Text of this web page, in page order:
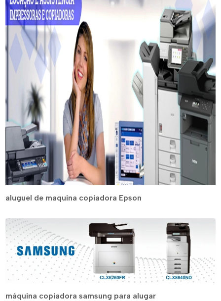
aluguel de maquina copiadora Epson
máquina copiadora samsung para alugar